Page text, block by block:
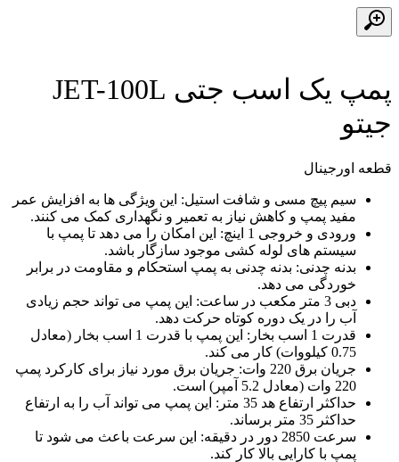
پمپ یک اسب جتی JET-100L
جیتو
قطعه اورجینال
سیم پیچ مسی و شافت استیل: این ویژگی ها به افزایش عمر
مفید پمپ و کاهش نیاز به تعمیر و نگهداری کمک می کنند.
ورودی و خروجی 1 اینچ: این امکان را می دهد تا پمپ با
سیستم های لوله کشی موجود سازگار باشد.
بدنه چدنی: بدنه چدنی به پمپ استحکام و مقاومت در برابر
خوردگی می دهد.
دبی 3 متر مکعب در ساعت: این پمپ می تواند حجم زیادی
آب را در یک دوره کوتاه حرکت دهد.
قدرت 1 اسب بخار: این پمپ با قدرت 1 اسب بخار (معادل
0.75 کیلووات) کار می کند.
جریان برق 220 وات: جریان برق مورد نیاز برای کارکرد پمپ
220 وات (معادل 5.2 آمپر) است.
حداکثر ارتفاع هد 35 متر: این پمپ می تواند آب را به ارتفاع
حداکثر 35 متر برساند.
سرعت 2850 دور در دقیقه: این سرعت باعث می شود تا
پمپ با کارایی بالا کار کند.